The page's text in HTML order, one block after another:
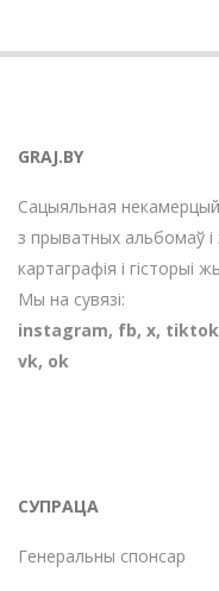
GRAJ.BY
Сацыяльная
з прыватных альбомаў
картаграфія і гісторыі
Мы на сувязі:
instagram, fb, х, tiktok
vk, ok
СУПРАЦА
Генеральны спонсар